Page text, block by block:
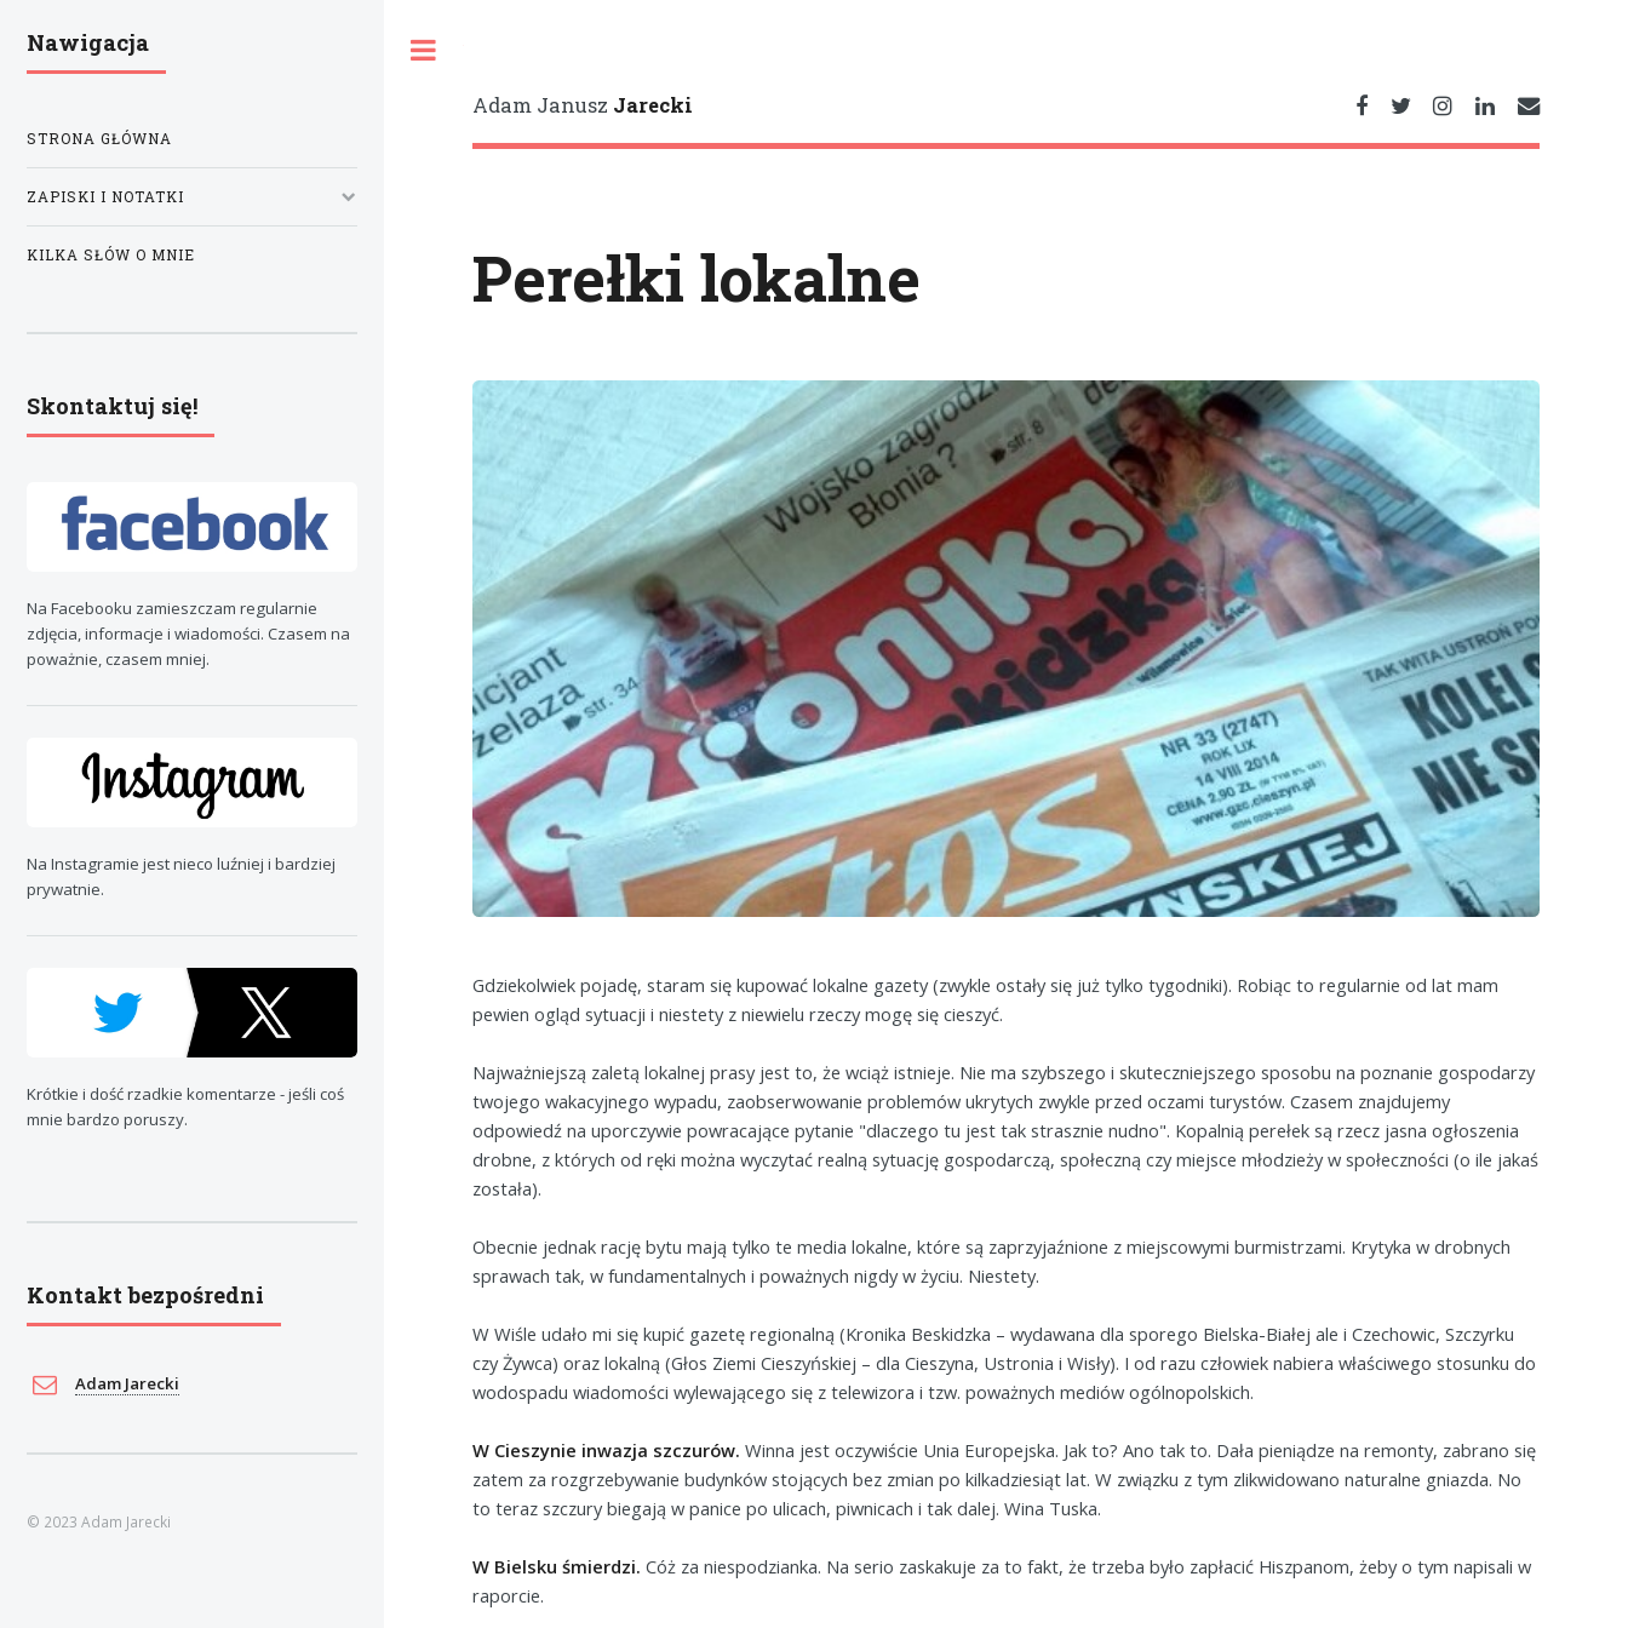
Adam Janusz Jarecki
Perełki lokalne
Gdziekolwiek pojadę, staram się kupować lokalne gazety (zwykle ostały się już tylko tygodniki). Robiąc to regularnie od lat mam
pewien ogląd sytuacji i niestety z niewielu rzeczy mogę się cieszyć.
Najważniejszą zaletą lokalnej prasy jest to, że wciąż istnieje. Nie ma szybszego i skuteczniejszego sposobu na poznanie gospodarzy
twojego wakacyjnego wypadu, zaobserwowanie problemów ukrytych zwykle przed oczami turystów. Czasem znajdujemy
odpowiedź na uporczywie powracające pytanie "dlaczego tu jest tak strasznie nudno". Kopalnią perełek są rzecz jasna ogłoszenia
drobne, z których od ręki można wyczytać realną sytuację gospodarczą, społeczną czy miejsce młodzieży w społeczności (o ile jakaś
została).
Obecnie jednak rację bytu mają tylko te media lokalne, które są zaprzyjaźnione z miejscowymi burmistrzami. Krytyka w drobnych
sprawach tak, w fundamentalnych i poważnych nigdy w życiu. Niestety.
W Wiśle udało mi się kupić gazetę regionalną (Kronika Beskidzka – wydawana dla sporego Bielska-Białej ale i Czechowic, Szczyrku
czy Żywca) oraz lokalną (Głos Ziemi Cieszyńskiej – dla Cieszyna, Ustronia i Wisły). I od razu człowiek nabiera właściwego stosunku do
wodospadu wiadomości wylewającego się z telewizora i tzw. poważnych mediów ogólnopolskich.
W Cieszynie inwazja szczurów. Winna jest oczywiście Unia Europejska. Jak to? Ano tak to. Dała pieniądze na remonty, zabrano się
zatem za rozgrzebywanie budynków stojących bez zmian po kilkadziesiąt lat. W związku z tym zlikwidowano naturalne gniazda. No
to teraz szczury biegają w panice po ulicach, piwnicach i tak dalej. Wina Tuska.
W Bielsku śmierdzi. Cóż za niespodzianka. Na serio zaskakuje za to fakt, że trzeba było zapłacić Hiszpanom, żeby o tym napisali w
raporcie.
Nawigacja
STRONA GŁÓWNA
ZAPISKI I NOTATKI
KILKA SŁÓW O MNIE
Skontaktuj się!
Na Facebooku zamieszczam regularnie
zdjęcia, informacje i wiadomości. Czasem na
poważnie, czasem mniej.
Na Instagramie jest nieco luźniej i bardziej
prywatnie.
Krótkie i dość rzadkie komentarze - jeśli coś
mnie bardzo poruszy.
Kontakt bezpośredni
Adam Jarecki
© 2023 Adam Jarecki